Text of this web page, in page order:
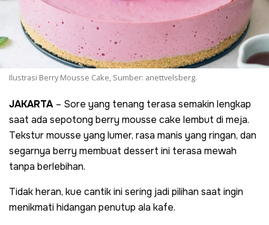
Ilustrasi Berry Mousse Cake, Sumber: anettvelsberg.
JAKARTA – Sore yang tenang terasa semakin lengkap
saat ada sepotong berry mousse cake lembut di meja.
Tekstur mousse yang lumer, rasa manis yang ringan, dan
segarnya berry membuat dessert ini terasa mewah
tanpa berlebihan.
Tidak heran, kue cantik ini sering jadi pilihan saat ingin
menikmati hidangan penutup ala kafe.